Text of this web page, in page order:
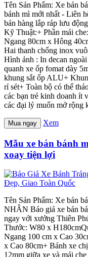
Tên Sản Phẩm: Xe bán
bánh mì mới nhất - Liên
bán hàng lắp ráp lưu
Kỹ Thuật:+ Phần mái
Ngang 80cm x Hông
Hai thanh chống inox
Hình ảnh : In decan
quanh xe ốp fomat dày
khung sắt ốp ALU+
rỉ sét+ Toàn bộ có thể
các bạn trẻ kinh doanh ít
các đại lý muốn mở rộng
Mua ngay Xem
Mẫu xe bán bánh
xoay tiện lợi
Tên Sản Phẩm: Xe bán
NHÂN Báo giá xe bán
ngay với xưởng Thiên
Thước: W80 x
Ngang 100 cm x Cao
x Cao 80cm+ Bánh xe
12mm giữa xe và mái